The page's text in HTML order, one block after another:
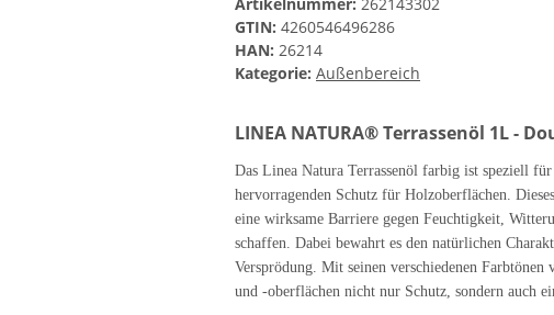
GTIN: 4260546496286
HAN: 26214
Kategorie: Außenbereich
LINEA NATURA® Terrassenöl 1L -
Das Linea Natura Terrassenöl farbig ist speziell
hervorragenden Schutz für Holzoberflächen.
eine wirksame Barriere gegen Feuchtigkeit,
schaffen. Dabei bewahrt es den natürlichen
Versprödung. Mit seinen verschiedenen
und -oberflächen nicht nur Schutz, sondern auch